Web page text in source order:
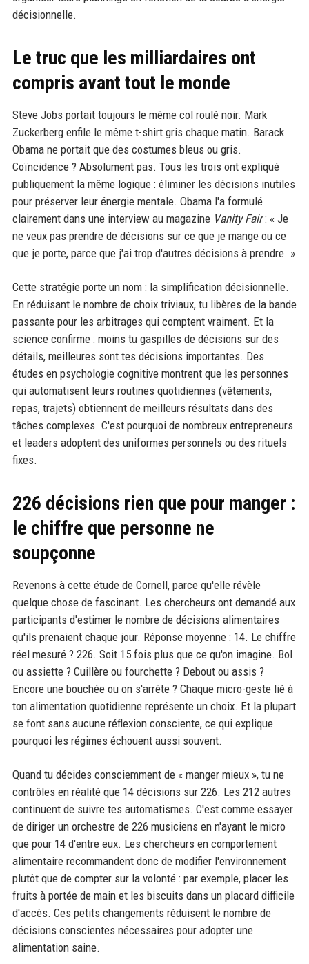
décisionnelle.
Le truc que les milliardaires ont
compris avant tout le monde
Steve Jobs portait toujours le même col roulé noir. Mark
Zuckerberg enfile le même t-shirt gris chaque matin. Barack
Obama ne portait que des costumes bleus ou gris.
Coïncidence ? Absolument pas. Tous les trois ont expliqué
publiquement la même logique : éliminer les décisions inutiles
pour préserver leur énergie mentale. Obama l'a formulé
clairement dans une interview au magazine Vanity Fair: « Je
ne veux pas prendre de décisions sur ce que je mange ou ce
que je porte, parce que j'ai trop d'autres décisions à prendre. »
Cette stratégie porte un nom : la simplification décisionnelle.
En réduisant le nombre de choix triviaux, tu libères de la bande
passante pour les arbitrages qui comptent vraiment. Et la
science confirme : moins tu gaspilles de décisions sur des
détails, meilleures sont tes décisions importantes. Des
études en psychologie cognitive montrent que les personnes
qui automatisent leurs routines quotidiennes (vêtements,
repas, trajets) obtiennent de meilleurs résultats dans des
tâches complexes. C'est pourquoi de nombreux entrepreneurs
et leaders adoptent des uniformes personnels ou des rituels
fixes.
226 décisions rien que pour manger :
le chiffre que personne ne
soupçonne
Revenons à cette étude de Cornell, parce qu'elle révèle
quelque chose de fascinant. Les chercheurs ont demandé aux
participants d'estimer le nombre de décisions alimentaires
qu'ils prenaient chaque jour. Réponse moyenne : 14. Le chiffre
réel mesuré ? 226. Soit 15 fois plus que ce qu'on imagine. Bol
ou assiette ? Cuillère ou fourchette ? Debout ou assis ?
Encore une bouchée ou on s'arrête ? Chaque micro-geste lié à
ton alimentation quotidienne représente un choix. Et la plupart
se font sans aucune réflexion consciente, ce qui explique
pourquoi les régimes échouent aussi souvent.
Quand tu décides consciemment de « manger mieux », tu ne
contrôles en réalité que 14 décisions sur 226. Les 212 autres
continuent de suivre tes automatismes. C'est comme essayer
de diriger un orchestre de 226 musiciens en n'ayant le micro
que pour 14 d'entre eux. Les chercheurs en comportement
alimentaire recommandent donc de modifier l'environnement
plutôt que de compter sur la volonté : par exemple, placer les
fruits à portée de main et les biscuits dans un placard difficile
d'accès. Ces petits changements réduisent le nombre de
décisions conscientes nécessaires pour adopter une
alimentation saine.